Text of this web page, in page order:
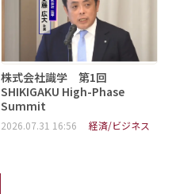
株式会社識学 第1回
SHIKIGAKU High-Phase
Summit
2026.07.31 16:56 経済/ビジネス